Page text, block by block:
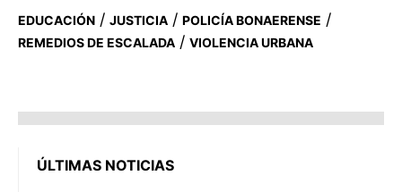
EDUCACIÓN / JUSTICIA / POLICÍA BONAERENSE /
REMEDIOS DE ESCALADA / VIOLENCIA URBANA
ÚLTIMAS NOTICIAS